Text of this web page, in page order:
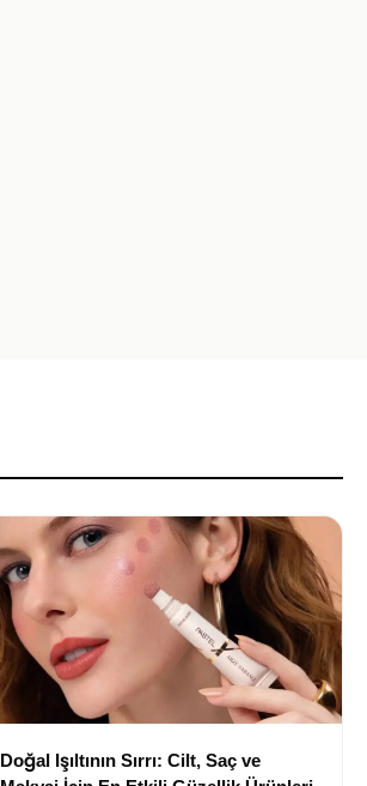
Doğal Işıltının Sırrı: Cilt, Saç ve